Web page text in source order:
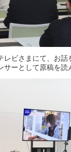
レビさまにて、お
サーとして原稿を